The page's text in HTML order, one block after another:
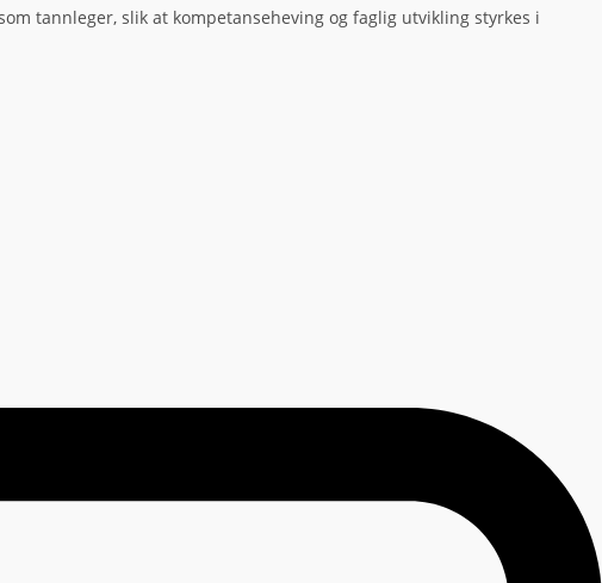
tannleger, slik at kompetanseheving og faglig utvikling styrkes i